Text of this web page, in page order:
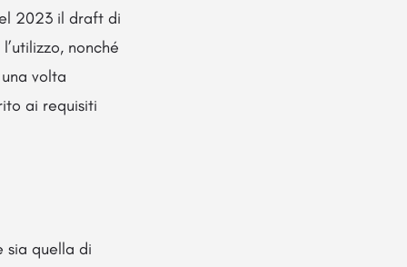
2023 il draft di
nonché
volta
ai requisiti
sia quella di